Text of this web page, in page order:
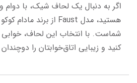
کنید و زیبایی اتاق‌خوابتان را دوچندان نمایید.